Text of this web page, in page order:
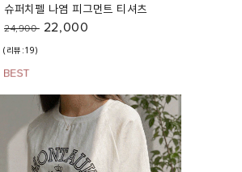
슈퍼치펠 나염 피그먼트 티셔츠
24,900 22,000
(리뷰:19)